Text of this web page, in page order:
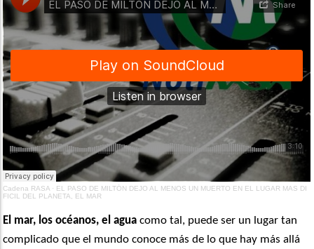
Cadena RASA · EL PASO DE MILTÓN DEJO AL MENOS UN MUERTO EN EL LUGAR MAS DI
FICIL DEL PLANETA, EL MAR
El mar, los océanos, el agua como tal, puede ser un lugar tan
complicado que el mundo conoce más de lo que hay más allá